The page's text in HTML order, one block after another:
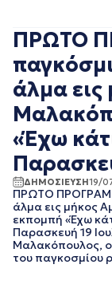
ΠΡΩΤΟ
άλμα εις
«Έχω
ΔΗΜΟΣΙΕΥΣΗ19/
ΠΡΩΤΟ
άλμα εις μήκος
εκπομπή «Έχω
Παρασκευή 19
Μαλακόπουλος,
του παγκοσμίου